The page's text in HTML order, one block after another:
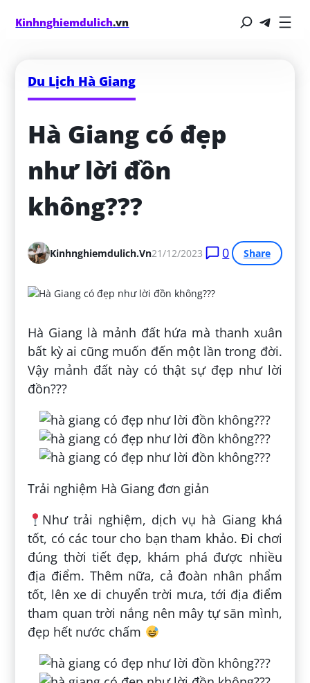
Kinhnghiemdulich.vn
Du Lịch Hà Giang
Hà Giang có đẹp
như lời đồn
không???
Kinhnghiemdulich.vn21/12/2023 0 Share
Hà Giang là mảnh đất hứa mà thanh xuân
bất kỳ ai cũng muốn đến một lần trong đời.
Vậy mảnh đất này có thật sự đẹp như lời
đồn???
Trải nghiệm Hà Giang đơn giản
Như trải nghiệm, dịch vụ hà Giang khá
tốt, có các tour cho bạn tham khảo. Đi chơi
đúng thời tiết đẹp, khám phá được nhiều
địa điểm. Thêm nữa, cả đoàn nhân phẩm
tốt, lên xe di chuyển trời mưa, tới địa điểm
tham quan trời nắng nên mây tự săn mình,
đẹp hết nước chấm